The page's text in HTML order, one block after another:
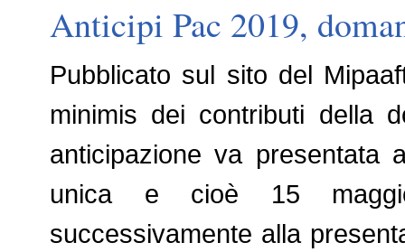
Anticipi Pac 2019,
Pubblicato sul sito del
minimis dei contributi della
anticipazione va presentata
unica e cioè 15
successivamente alla